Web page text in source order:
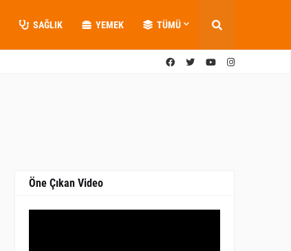
SAĞLIK YEMEK TÜMÜ
Öne Çıkan Video